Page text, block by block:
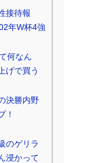
接待報
年W杯4強
何なん
げで買う
決勝内野
！
のゲリラ
浸かって